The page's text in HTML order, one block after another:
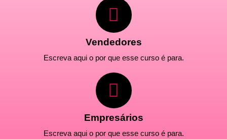
Vendedores
Escreva aqui o por que esse curso é para.
Empresários
Escreva aqui o por que esse curso é para.